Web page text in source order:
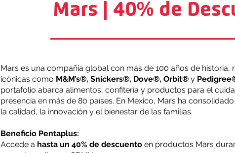
Mars | 40% de
Mars es una compañía global con más de 100 años de
icónicas como M&M’s®, Snickers®, Dove®, Orbit® y
portafolio abarca alimentos, confitería y productos para el
presencia en más de 80 países. En México, Mars ha
la calidad, la innovación y el bienestar de las familias.
Beneficio Pentaplus:
Accede a hasta un 40% de descuento en productos Mars